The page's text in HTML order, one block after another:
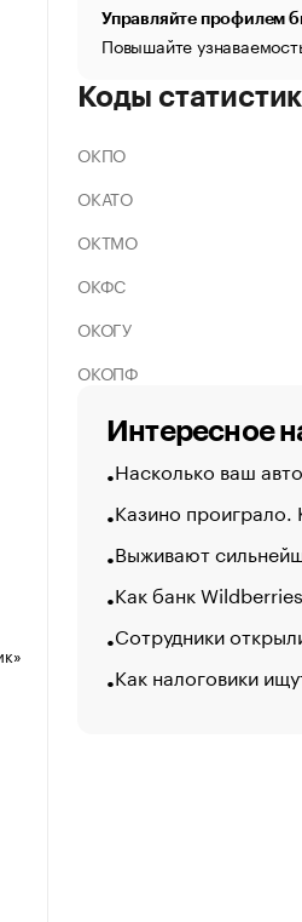
Управляйте профилем
Повышайте
Коды
ОКПО
ОКАТО
ОКТМО
ОКФС
ОКОГУ
ОКОПФ
Интересное
Насколько ваш
Казино
Выживают
Как банк
Сотрудники
Как налоговики